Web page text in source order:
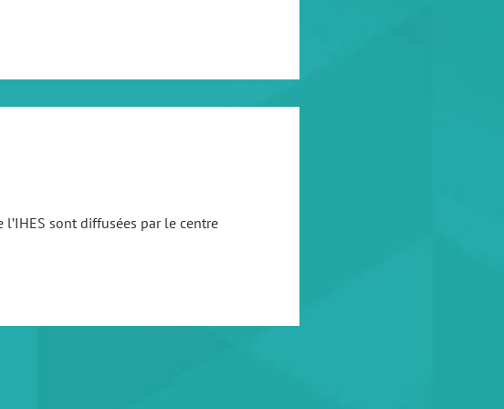
sont diffusées par le centre